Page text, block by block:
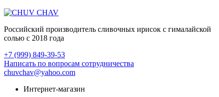
Российский производитель сливочных ирисок с гималайской
солью с 2018 года
+7 (999) 849-39-53
Написать по вопросам сотрудничества
chuvchav@yahoo.com
Интернет-магазин